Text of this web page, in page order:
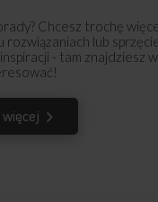
Chcesz trochę
rozwiązaniach lub
- tam znajdziesz